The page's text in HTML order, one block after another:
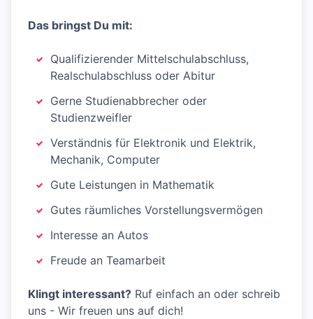
Das bringst Du mit:
Qualifizierender Mittelschulabschluss,
Realschulabschluss oder Abitur
Gerne Studienabbrecher oder
Studienzweifler
Verständnis für Elektronik und Elektrik,
Mechanik, Computer
Gute Leistungen in Mathematik
Gutes räumliches Vorstellungsvermögen
Interesse an Autos
Freude an Teamarbeit
Klingt interessant? Ruf einfach an oder schreib
uns - Wir freuen uns auf dich!